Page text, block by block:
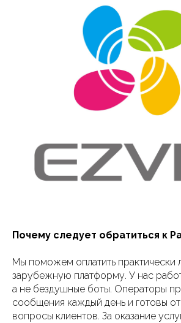
Почему следует обратиться к
Мы поможем оплатить
зарубежную платформу. У нас
а не бездушные боты. Операторы
сообщения каждый день и готовы
вопросы клиентов. За оказание